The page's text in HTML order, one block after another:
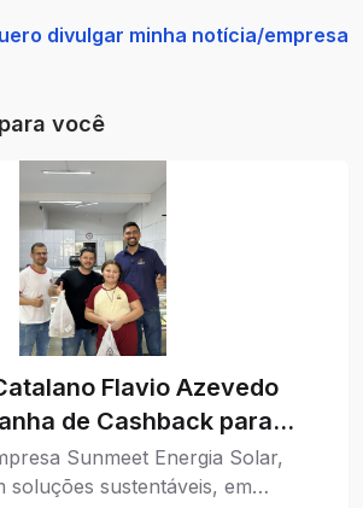
divulgar minha notícia/empresa
você
Flavio Azevedo
de Cashback para
Comércio da Cidade
Sunmeet Energia Solar,
soluções sustentáveis, em